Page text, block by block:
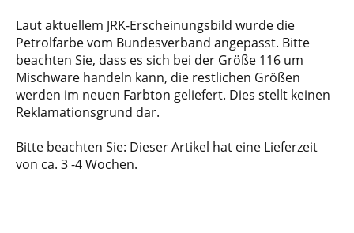
Laut aktuellem JRK-Erscheinungsbild wurde die
Petrolfarbe vom Bundesverband angepasst. Bitte
beachten Sie, dass es sich bei der Größe 116 um
Mischware handeln kann, die restlichen Größen
werden im neuen Farbton geliefert. Dies stellt keinen
Reklamationsgrund dar.
Bitte beachten Sie: Dieser Artikel hat eine Lieferzeit
von ca. 3 -4 Wochen.